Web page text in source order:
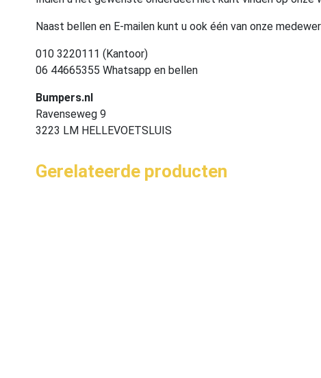
Naast bellen en E-mailen kunt u ook één van onze
010 3220111 (Kantoor)
06 44665355 Whatsapp en bellen
Bumpers.nl
Ravenseweg 9
3223 LM HELLEVOETSLUIS
Gerelateerde producten